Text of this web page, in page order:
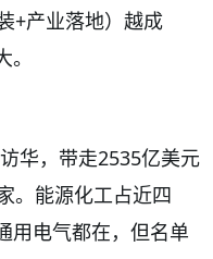
+产业落地）越成
华，带走2535亿美元
。能源化工占近四
用电气都在，但名单